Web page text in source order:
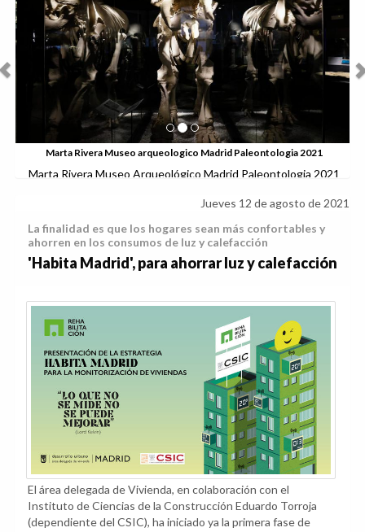
Marta Rivera Museo arqueologico Madrid Paleontologia 2021
Marta Rivera Museo Arqueológico Madrid Paleontologia 2021
Jueves 12 de agosto de 2021
La finalidad es que los hogares sean más confortables y
ahorren en los consumos de luz y calefacción
'Habita Madrid', para ahorrar luz y calefacción
El área delegada de Vivienda, en colaboración con el
Instituto de Ciencias de la Construcción Eduardo Torroja
(dependiente del CSIC), ha iniciado ya la primera fase de
'Habita Madrid', para concienciar a los madrileños de las
ventajas de una correcta rehabilitación energética de